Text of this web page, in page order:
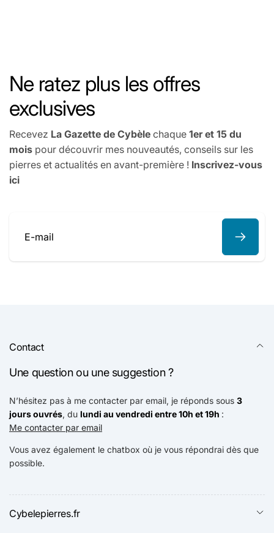
Ne ratez plus les offres
exclusives
Recevez La Gazette de Cybèle chaque 1er et 15 du
mois pour découvrir mes nouveautés, conseils sur les
pierres et actualités en avant-première ! Inscrivez-vous
ici
E-
Contact
Une question ou une suggestion ?
N’hésitez pas à me contacter par email, je réponds sous 3
jours ouvrés, du lundi au vendredi entre 10h et 19h :
Me contacter par email
Vous avez également le chatbox où je vous répondrai dès que
possible.
Cybelepierres.fr